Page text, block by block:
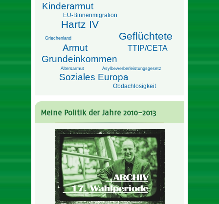
Kinderarmut
EU-Binnenmigration
Hartz IV
Griechenland Geflüchtete
Armut TTIP/CETA
Grundeinkommen
Altersarmut Asylbewerberleistungsgesetz
Soziales Europa
Obdachlosigkeit
Meine Politik der Jahre 2010-2013